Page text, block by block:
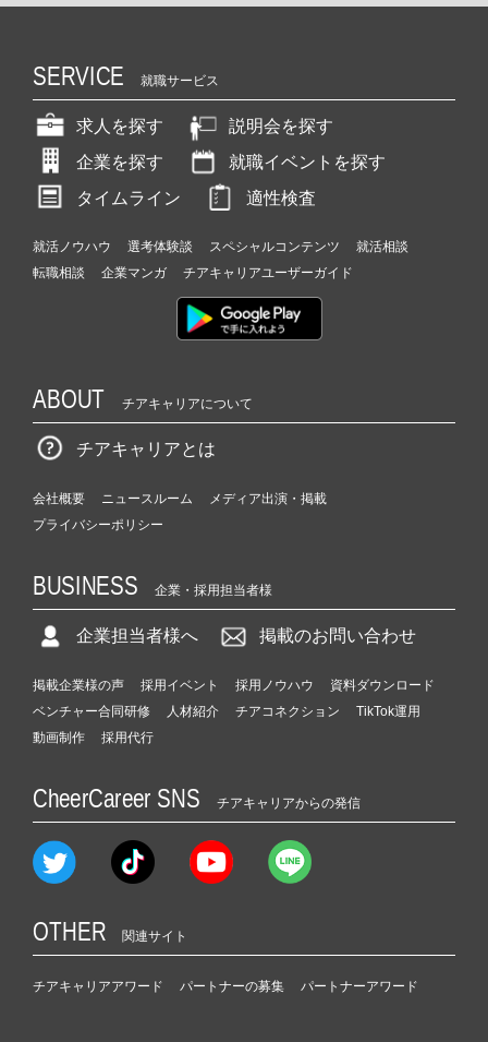
SERVICE 就職サービス
求人を探す
説明会を探す
企業を探す
就職イベントを探す
タイムライン
適性検査
就活ノウハウ 選考体験談 スペシャルコンテンツ
就活相談
転職相談
企業マンガ チアキャリアユーザーガイド
ABOUT チアキャリアについて
チアキャリアとは
会社概要 ニュースルーム
メディア出演・掲載
プライバシーポリシー
BUSINESS 企業・採用担当者様
企業担当者様へ 掲載のお問い合わせ
掲載企業様の声 採用イベント 採用ノウハウ
資料ダウンロード
ベンチャー合同研修
人材紹介 チアコネクション
TikTok運用
動画制作
採用代行
CheerCareer SNS チアキャリアからの発信
OTHER 関連サイト
チアキャリアアワード パートナーの募集 パートナーアワード